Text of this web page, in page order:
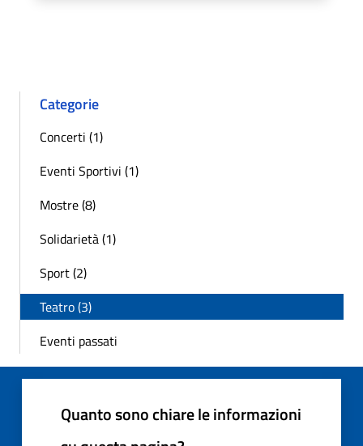
Categorie
Concerti (1)
Eventi Sportivi (1)
Mostre (8)
Solidarietà (1)
Sport (2)
Teatro (3)
Eventi passati
Quanto sono chiare le informazioni